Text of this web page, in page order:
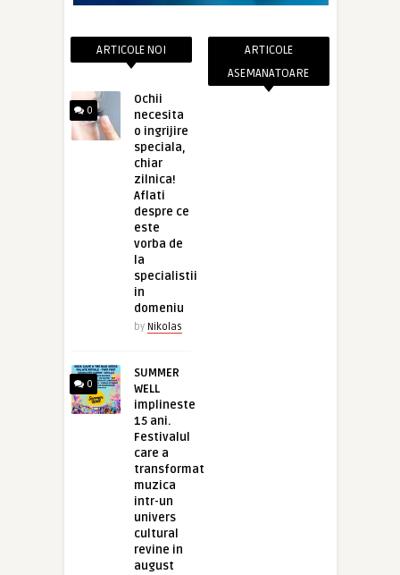
ARTICOLE NOI
0
Ochii
necesita
o ingrijire
speciala,
chiar
zilnica!
Aflati
despre ce
este
vorba de
la
specialistii
in
domeniu
by Nikolas
0
SUMMER
WELL
implineste
15 ani.
Festivalul
care a
transformat
muzica
intr-un
univers
cultural
revine in
august
ARTICOLE
ASEMANATOARE